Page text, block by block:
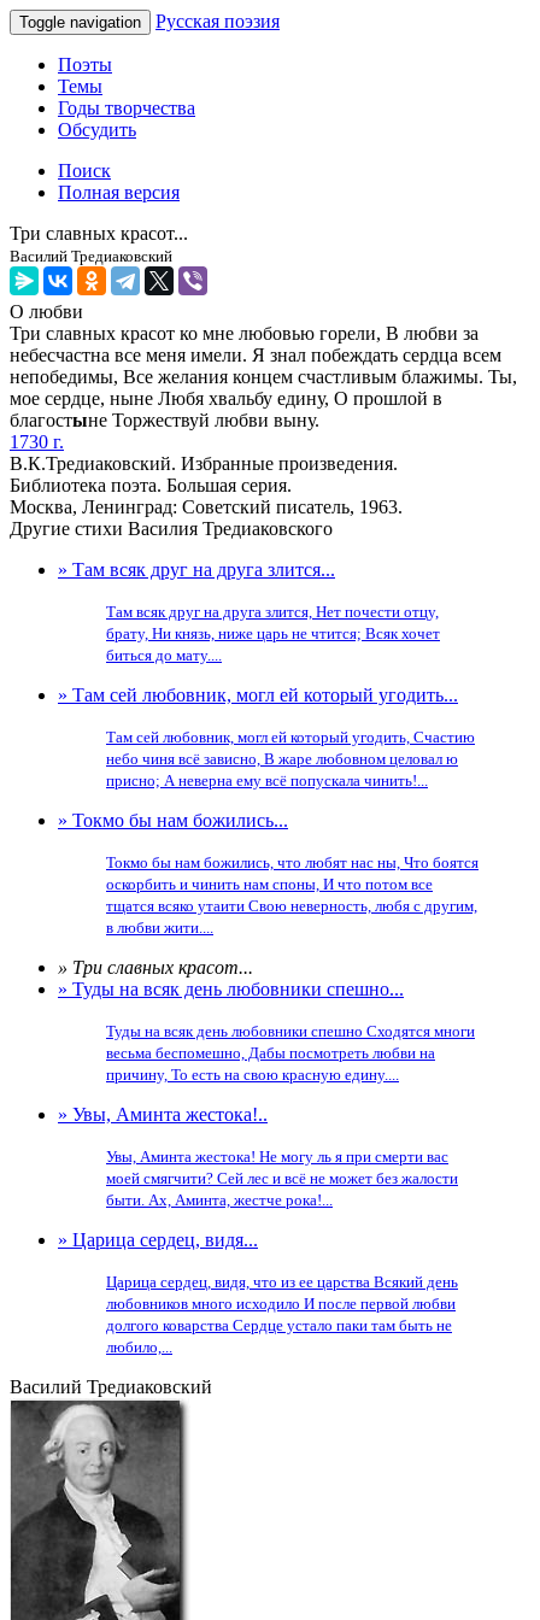
Toggle navigation Русская поэзия
Поэты
Темы
Годы творчества
Обсудить
Поиск
Полная версия
Три славных красот...
Василий Тредиаковский
О любви
Три славных красот ко мне любовью горели, В любви за
небесчастна все меня имели. Я знал побеждать сердца всем
непобедимы, Все желания концем счастливым блажимы. Ты,
мое сердце, ныне Любя хвальбу едину, О прошлой в
благостыне Торжествуй любви выну.
1730 г.
В.К.Тредиаковский. Избранные произведения.
Библиотека поэта. Большая серия.
Москва, Ленинград: Советский писатель, 1963.
Другие стихи Василия Тредиаковского
» Там всяк друг на друга злится...
Там всяк друг на друга злится, Нет почести отцу,
брату, Ни князь, ниже царь не чтится; Всяк хочет
биться до мату....
» Там сей любовник, могл ей который угодить...
Там сей любовник, могл ей который угодить, Счастию
небо чиня всё зависно, В жаре любовном целовал ю
присно; А неверна ему всё попускала чинить!...
» Токмо бы нам божились...
Токмо бы нам божились, что любят нас ны, Что боятся
оскорбить и чинить нам споны, И что потом все
тщатся всяко утаити Свою неверность, любя с другим,
в любви жити....
» Три славных красот...
» Туды на всяк день любовники спешно...
Туды на всяк день любовники спешно Сходятся многи
весьма беспомешно, Дабы посмотреть любви на
причину, То есть на свою красную едину....
» Увы, Аминта жестока!..
Увы, Аминта жестока! Не могу ль я при смерти вас
моей смягчити? Сей лес и всё не может без жалости
быти. Ах, Аминта, жестче рока!...
» Царица сердец, видя...
Царица сердец, видя, что из ее царства Всякий день
любовников много исходило И после первой любви
долгого коварства Сердце устало паки там быть не
любило,...
Василий Тредиаковский